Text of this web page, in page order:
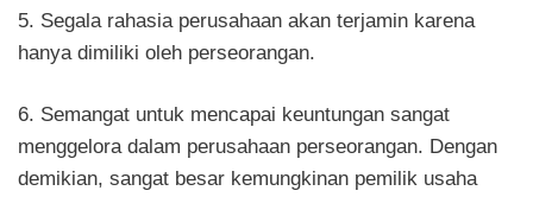
5. Segala rahasia perusahaan akan terjamin karena
hanya dimiliki oleh perseorangan.
6. Semangat untuk mencapai keuntungan sangat
menggelora dalam perusahaan perseorangan. Dengan
demikian, sangat besar kemungkinan pemilik usaha